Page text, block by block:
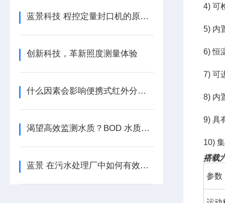
蓝景科技 程控定量封口机的原理与应用
创新科技，革新照度测量体验
什么因素会影响便携式红外分光测油仪的准确度？
渴望高效监测水质？BOD 水质在线自动监测仪能做到吗？ 蓝景科技
蓝景 在污水处理厂中如何有效运用便携式仪器进行检测
4) 可
5) 内
6) 恒
7) 可
8) 内
9) 具
10)
搭载
参数